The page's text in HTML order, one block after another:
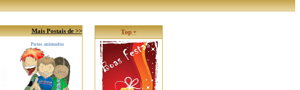
Mais Postais de >>
Putos animados
Top +